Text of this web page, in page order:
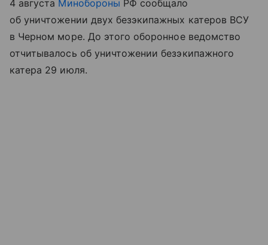
4 августа Минобороны РФ сообщало
об уничтожении двух безэкипажных катеров ВСУ
в Черном море. До этого оборонное ведомство
отчитывалось об уничтожении безэкипажного
катера 29 июля.